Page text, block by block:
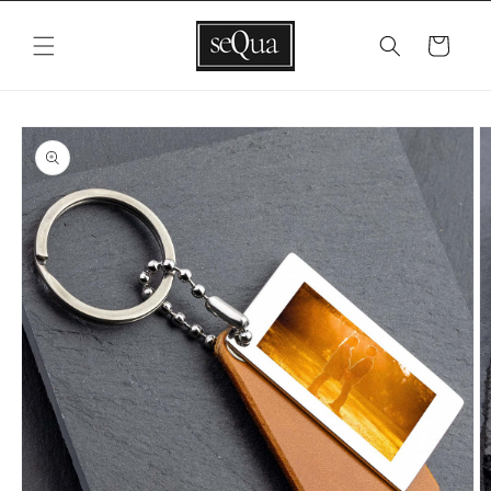
Vai
ai contenuti
Carrello
Passa alle
informazioni
sul prodotto